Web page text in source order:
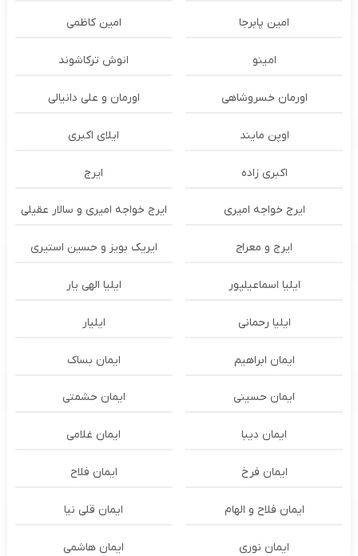
امین پابرجا امین کاظمی
امینو انوش ترکاشوند
اورمان خسروشاهی اورمان و علی دانیالی
اوپن مایند ايلاى اكبرى
اکبری زاده ایرج
ایرج خواجه امیری ایرج خواجه امیری و سالار عقیلی
ایرج و معراج ایریک بویز و حسین استیری
ایلیا اسماعیلپور ایلیا الهی یار
ایلیا رحمانی ایلیار
ایمان ابراهیم ایمان بساک
ایمان حسینی ایمان حشمتی
ایمان دیبا ایمان غلامی
ایمان فرخ ایمان فلاح
ایمان فلاح و الهام ایمان قلی نیا
ایمان نوری ایمان هاشمی